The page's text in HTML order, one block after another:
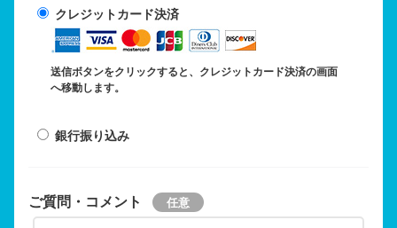
クレジットカード決済
送信ボタンをクリックすると、クレジットカード決済の画面
へ移動します。
銀行振り込み
ご質問・コメント